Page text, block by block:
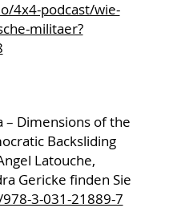
4x4-podcast/wie-
militaer?
– Dimensions of the
Backsliding
Latouche,
Gericke finden Sie
3-031-21889-7